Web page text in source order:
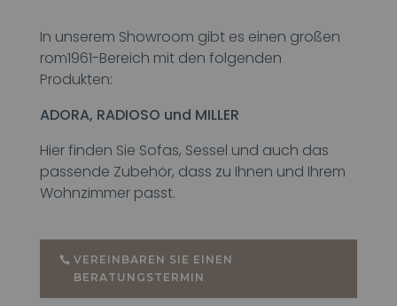
In unserem Showroom gibt es einen großen
rom1961-Bereich mit den folgenden
Produkten:
ADORA, RADIOSO und MILLER
Hier finden Sie Sofas, Sessel und auch das
passende Zubehör, dass zu Ihnen und Ihrem
Wohnzimmer passt.
VEREINBAREN SIE EINEN
BERATUNGSTERMIN